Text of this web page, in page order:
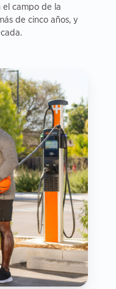
el campo de la
de cinco años, y